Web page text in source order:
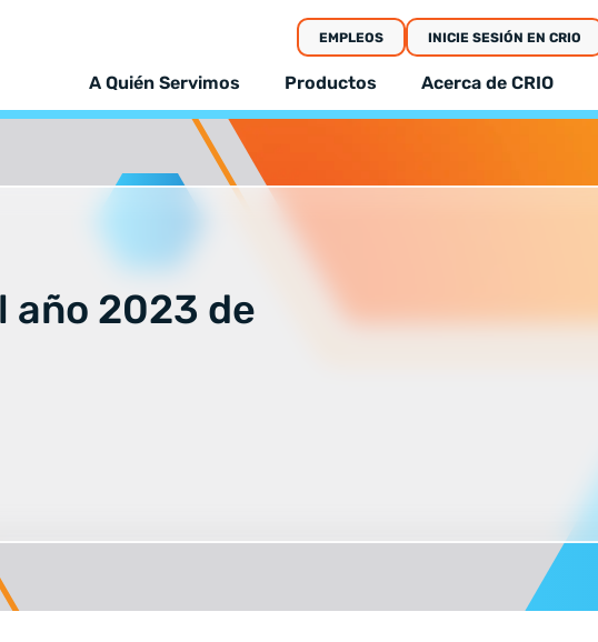
EMPLEOS INICIE SESIÓN EN CRIO
A Quién Servimos Productos Acerca de CRIO
año 2023 de